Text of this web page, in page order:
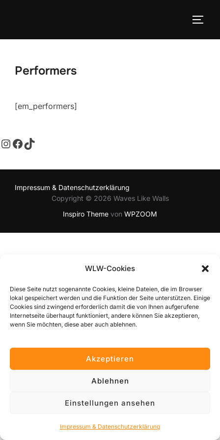
WLW-Cookies
Diese Seite nutzt sogenannte Cookies, kleine Dateien, die im Browser
lokal gespeichert werden und die Funktion der Seite unterstützen. Einige
Cookies sind zwingend erforderlich damit die von Ihnen aufgerufene
Internetseite überhaupt funktioniert, andere können Sie akzeptieren,
wenn Sie möchten, diese aber auch ablehnen.
Akzeptieren
Ablehnen
Einstellungen ansehen
Impressum & Datenschutzerklärung
Performers
[em_performers]
Impressum & Datenschutzerklärung
Copyright © 2026 Waves Like Walls
Inspiro Theme von WPZOOM